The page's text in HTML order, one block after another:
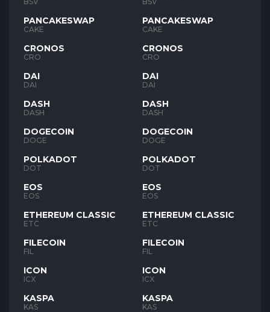
PANCAKESWAP
CAKE
CRONOS
CRO
DAI
DAI
DASH
DASH
DOGECOIN
DOGE
POLKADOT
DOT
EOS
EOS
ETHEREUM CLASSIC
ETC
FILECOIN
FIL
ICON
ICX
KASPA
KAS
PANCAKESWAP
CAKE
CRONOS
CRO
DAI
DAI
DASH
DASH
DOGECOIN
DOGE
POLKADOT
DOT
EOS
EOS
ETHEREUM CLASSIC
ETC
FILECOIN
FIL
ICON
ICX
KASPA
KAS